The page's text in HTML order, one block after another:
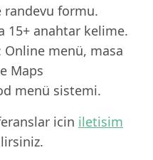
randevu formu.
15+ anahtar kelime.
Online menü, masa
Maps
menü sistemi.
icin iletisim